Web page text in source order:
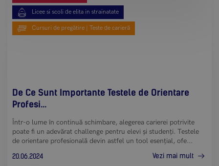
Licee si scoli de elita in strainatate
Cursuri de pregătire | Teste de carieră
De Ce Sunt Importante Testele de Orientare
Profesi...
Într-o lume în continuă schimbare, alegerea carierei potrivite
poate fi un adevărat challenge pentru elevi și studenți. Testele
de orientare profesională devin astfel un tool esențial, ofe...
20.06.2024
Vezi mai mult